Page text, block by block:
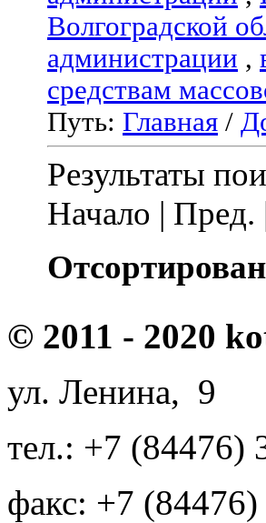
Волгоградской
администрации ,
средствам
Путь: Главная /
Результаты
Начало | Пред.
© 2011 - 2020
ул. Ленина, 9
тел.: +7 (84476)
факс: +7